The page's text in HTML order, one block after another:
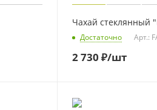
Чахай стеклянный
Достаточно Арт.:
2 730 ₽/шт